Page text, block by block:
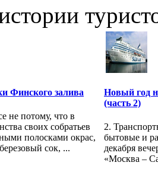
Финского залива
не потому, что в
своих собратьев
полосками окрас,
сок, ...
Новый год
(часть 2)
2.
бытовые и
декабря
«Москва –